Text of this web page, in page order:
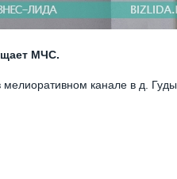
МЧС.
канале в д. Гуды